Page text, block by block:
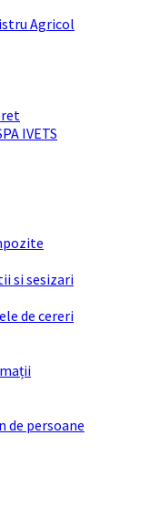
Agricol
IVETS
si sesizari
de cereri
de persoane